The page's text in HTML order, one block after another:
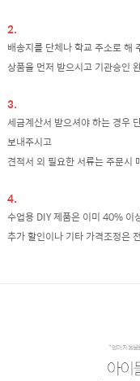
2.
배송지를 단체나 학교 주소로 해
상품을 먼저 받으시고 기관승인
3.
세금계산서 받으셔야 하는 경우
보내주시고
견적서 외 필요한 서류는 주문시
4.
수업용 DIY 제품은 이미 40% 이
추가 할인이나 기타 가격조정